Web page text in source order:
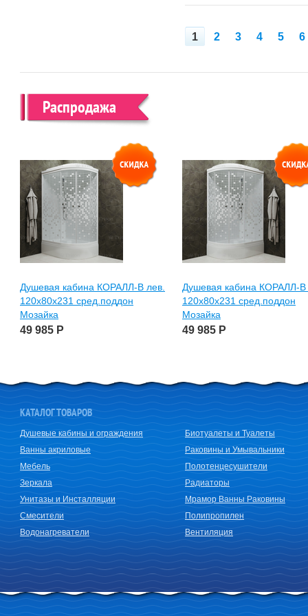
1 2 3 4 5 6
Распродажа
Душевая кабина КОРАЛЛ-В лев.
120х80х231 сред.поддон
Мозайка
49 985 Р
Душевая кабина КОРАЛЛ-В
120х80х231 сред.поддон
Мозайка
49 985 Р
КАТАЛОГ ТОВАРОВ
Душевые кабины и ограждения
Ванны акриловые
Мебель
Зеркала
Унитазы и Инсталляции
Смесители
Водонагреватели
Биотуалеты и Туалеты
Раковины и Умывальники
Полотенцесушители
Радиаторы
Мрамор Ванны Раковины
Полипропилен
Вентиляция